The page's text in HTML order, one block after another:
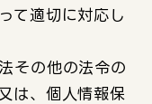
て適切に対応し
その他の法令の
は、個人情報保